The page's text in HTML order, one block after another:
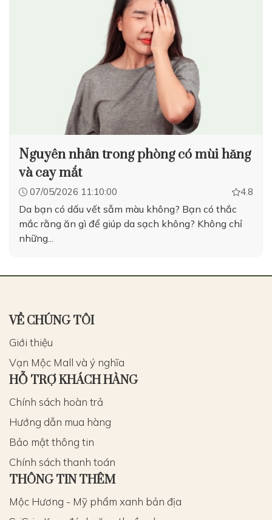
Nguyên nhân trong phòng có mùi hăng
và cay mắt
07/05/2026 11:10:00 4.8
Da bạn có dấu vết sẫm màu không? Bạn có thắc
mắc rằng ăn gì để giúp da sạch không? Không chỉ
những...
VỀ CHÚNG TÔI
Giới thiệu
Vạn Mộc Mall và ý nghĩa
HỖ TRỢ KHÁCH HÀNG
Chính sách hoàn trả
Hướng dẫn mua hàng
Bảo mật thông tin
Chính sách thanh toán
THÔNG TIN THÊM
Mộc Hương - Mỹ phẩm xanh bản địa